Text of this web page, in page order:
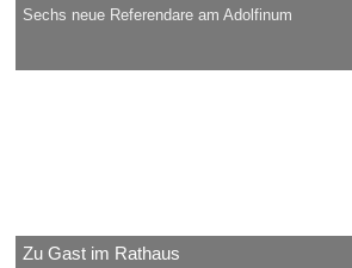
Sechs neue Referendare am Adolfinum
Zu Gast im Rathaus